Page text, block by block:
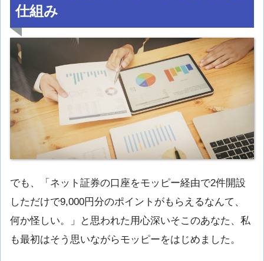
仕組み
でも、「ネット証券の口座をモッピー経由で2件開設
しただけで9,000円分のポイントがもらえるなんて、
何か怪しい。」と思われた用心深いそこのあなた、私
も最初はそう思いながらモッピーをはじめました。